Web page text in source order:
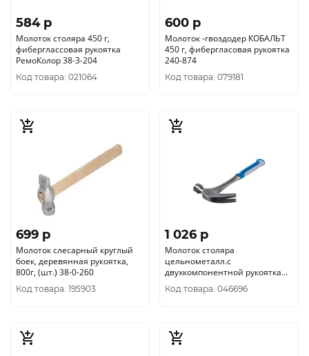
584 p
Молоток столяра 450 г,
фиберглассовая рукоятка
РемоКолор 38-3-204
Код товара: 021064
600 p
Молоток -гвоздодер КОБАЛЬТ
450 г, фибергласовая рукоятка
240-874
Код товара: 079181
699 p
Молоток слесарный круглый
боек, деревянная рукоятка,
800г, (шт.) 38-0-260
Код товара: 195903
1 026 p
Молоток столяра
цельнометалл.с
двухкомпонентной рукоятка
РемоКолор 38-3-345
Код товара: 046696